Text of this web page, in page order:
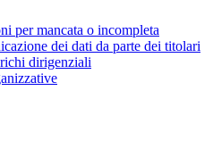
per mancata o incompleta
dei dati da parte dei titolari
dirigenziali